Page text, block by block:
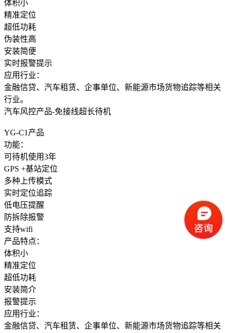
体积小
精准定位
超低功耗
伪装性高
安装简便
实时报警提示
应用行业：
金融信贷、汽车租赁、企事单位、新能源市场货物追踪等相关
行业。
汽车风控产品-免接线超长待机
YG-C1产品
功能：
可待机使用3年
GPS +基站定位
多种上传模式
实时定位追踪
低电压提醒
防拆除报警
支持wifi
产品特点：
体积小
精准定位
超低功耗
安装简介
报警提示
应用行业：
金融信贷、汽车租赁、企事单位、新能源市场货物追踪等相关